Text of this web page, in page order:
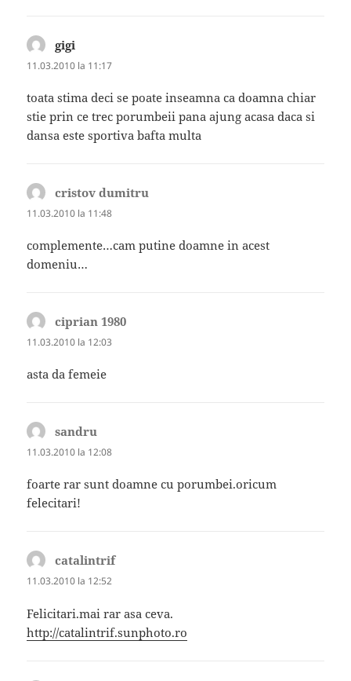
gigi
11.03.2010 la 11:17
toata stima deci se poate inseamna ca doamna chiar
stie prin ce trec porumbeii pana ajung acasa daca si
dansa este sportiva bafta multa
cristov dumitru
11.03.2010 la 11:48
complemente…cam putine doamne in acest
domeniu…
ciprian 1980
11.03.2010 la 12:03
asta da femeie
sandru
11.03.2010 la 12:08
foarte rar sunt doamne cu porumbei.oricum
felecitari!
catalintrifspune:
11.03.2010 la 12:52
Felicitari.mai rar asa ceva.
http://catalintrif.sunphoto.ro